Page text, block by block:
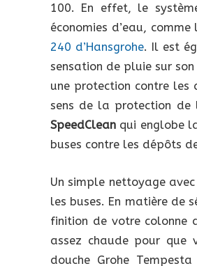
100. En effet, le
économies d’eau,
240 d’Hansgrohe. Il est
sensation de pluie sur
une protection contre les
sens de la protection de
SpeedClean qui englobe
buses contre les dépôts
Un simple nettoyage
les buses. En matière de
finition de votre colonne
assez chaude pour que
douche Grohe